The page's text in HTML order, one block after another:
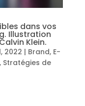
dans vos
Illustration
Klein.
2022 | Brand, E-
, Stratégies de